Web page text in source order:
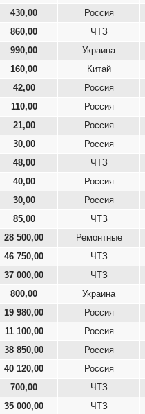
430,00 Россия
860,00 ЧТЗ
990,00 Украина
160,00 Китай
42,00 Россия
110,00 Россия
21,00 Россия
30,00 Россия
48,00 ЧТЗ
40,00 Россия
30,00 Россия
85,00 ЧТЗ
28 500,00 Ремонтные
46 750,00 ЧТЗ
37 000,00 ЧТЗ
800,00 Украина
19 980,00 Россия
11 100,00 Россия
38 850,00 Россия
40 120,00 Россия
700,00 ЧТЗ
35 000,00 ЧТЗ